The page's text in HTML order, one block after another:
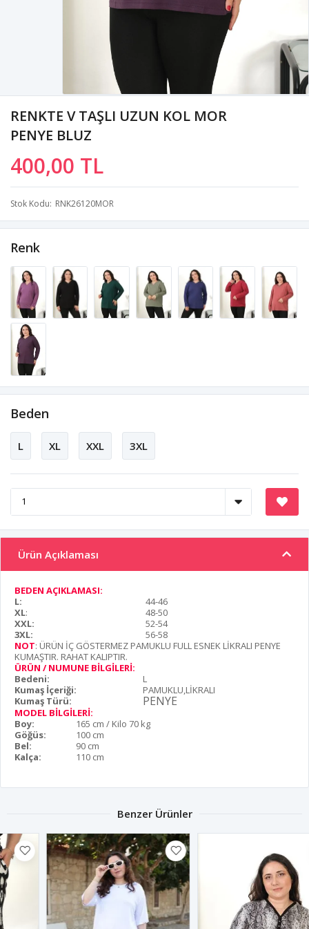
RENKTE V TAŞLI UZUN KOL MOR
PENYE BLUZ
400,00 TL
Stok Kodu RNK26120MOR
Renk
Beden
L XL XXL 3XL
Ürün Açıklaması
BEDEN AÇIKLAMASI:
L:
44-46
XL:
48-50
XXL:
52-54
3XL:
56-58
NOT: ÜRÜN İÇ GÖSTERMEZ PAMUKLU FULL ESNEK LİKRALI PENYE
KUMAŞTIR. RAHAT KALIPTIR.
ÜRÜN / NUMUNE BİLGİLERİ:
Bedeni:
L
Kumaş İçeriği:
PAMUKLU,LİKRALI
Kumaş Türü:
PENYE
MODEL BİLGİLERİ:
Boy:
165 cm / Kilo 70 kg
Göğüs:
100 cm
Bel:
90 cm
Kalça:
110 cm
Benzer Ürünler